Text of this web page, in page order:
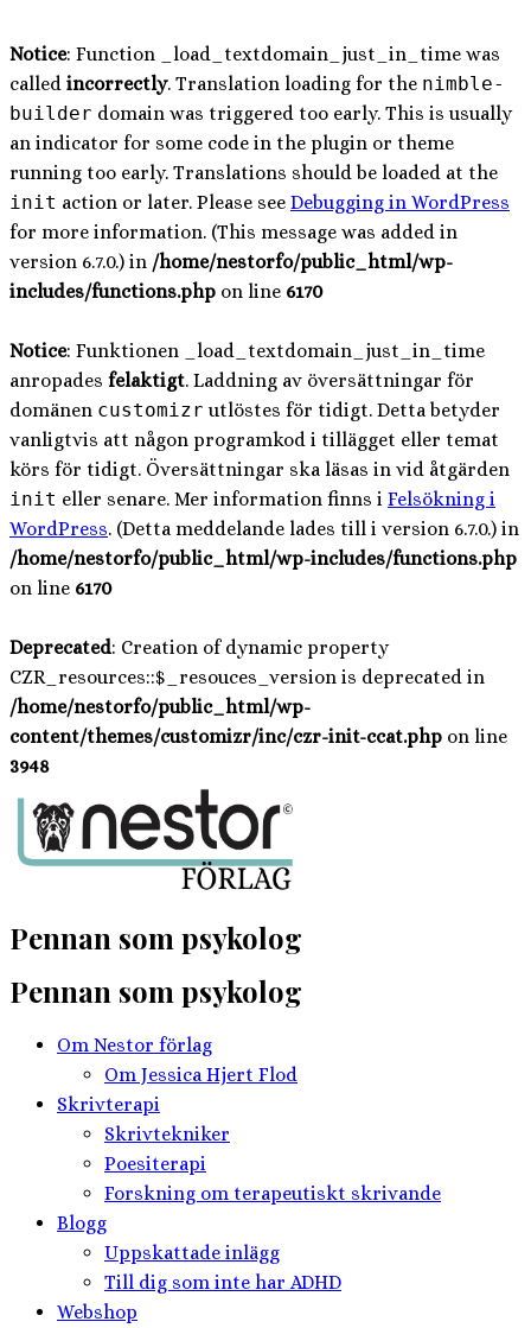
Notice: Function _load_textdomain_just_in_time was
called incorrectly. Translation loading for the nimble-
builder domain was triggered too early. This is usually
an indicator for some code in the plugin or theme
running too early. Translations should be loaded at the
init action or later. Please see Debugging in WordPress
for more information. (This message was added in
version 6.7.0.) in /home/nestorfo/public_html/wp-
includes/functions.php on line 6170
Notice: Funktionen _load_textdomain_just_in_time
anropades felaktigt. Laddning av översättningar för
domänen customizr utlöstes för tidigt. Detta betyder
vanligtvis att någon programkod i tillägget eller temat
körs för tidigt. Översättningar ska läsas in vid åtgärden
init eller senare. Mer information finns i Felsökning i
WordPress. (Detta meddelande lades till i version 6.7.0.) in
/home/nestorfo/public_html/wp-includes/functions.php
on line 6170
Deprecated: Creation of dynamic property
CZR_resources::$_resouces_version is deprecated in
/home/nestorfo/public_html/wp-
content/themes/customizr/inc/czr-init-ccat.php on line
3948
Hoppa
innehåll
Pennan som psykolog
Pennan som psykolog
Om Nestor förlag
Om Jessica Hjert Flod
Skrivterapi
Skrivtekniker
Poesiterapi
Forskning om terapeutiskt skrivande
Blogg
Uppskattade inlägg
Till dig som inte har ADHD
Webshop